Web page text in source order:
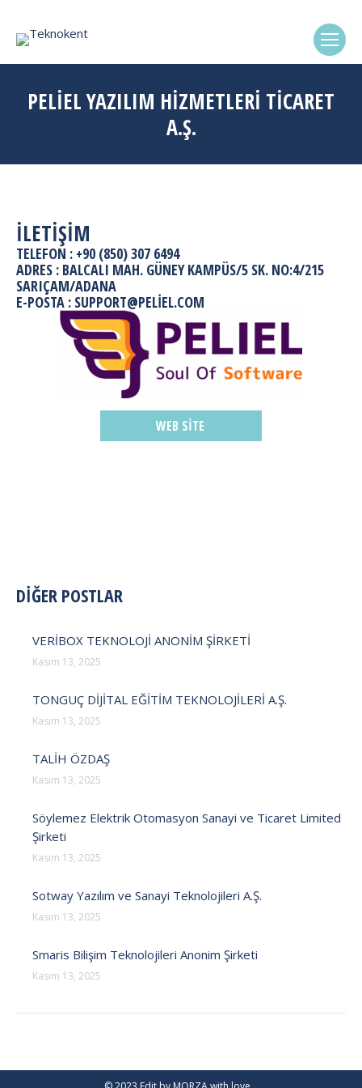
PELİEL YAZILIM HİZMETLERİ TİCARET
A.Ş.
İLETİŞİM
TELEFON : +90 (850) 307 6494
ADRES : BALCALI MAH. GÜNEY KAMPÜS/5 SK. NO:4/215
SARIÇAM/ADANA
E-POSTA : SUPPORT@PELIEL.COM
WEB SITE
POST
DİĞER POSTLAR
VERİBOX TEKNOLOJİ ANONİM ŞİRKETİ
Kasım 13, 2025
TONGUÇ DİJİTAL EĞİTİM TEKNOLOJİLERİ A.Ş.
Kasım 13, 2025
TALİH ÖZDAŞ
Kasım 13, 2025
Söylemez Elektrik Otomasyon Sanayi ve Ticaret Limited
Şirketi
Kasım 13, 2025
Sotway Yazılım ve Sanayi Teknolojileri A.Ş.
Kasım 13, 2025
Smaris Bilişim Teknolojileri Anonim Şirketi
Kasım 13, 2025